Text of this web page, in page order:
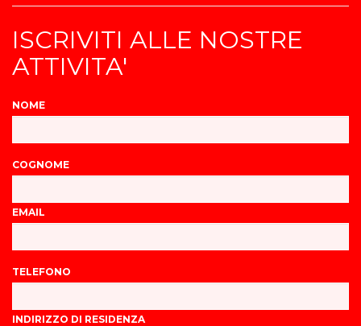
ISCRIVITI ALLE NOSTRE
ATTIVITA'
NOME
COGNOME
EMAIL
TELEFONO
INDIRIZZO DI RESIDENZA